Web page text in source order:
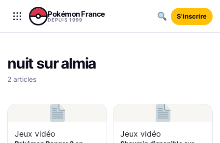
Aller au contenu
Pokémon France
DEPUIS 1999 S'inscrire
nuit sur almia
2 articles
Jeux vidéo Jeux vidéo